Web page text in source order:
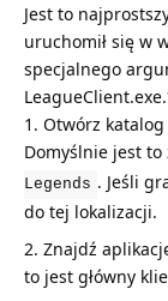
Jest to
uruchomił się w
specjalnego
Otwórz
Domyślnie jest to
Legends . Jeśli
do tej lokalizacji.
Znajdź
to jest główny